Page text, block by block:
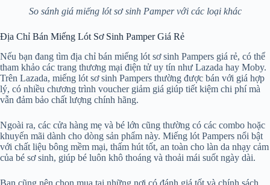
So sánh giá miếng lót sơ sinh Pamper với các loại khác
Địa Chỉ Bán Miếng Lót Sơ Sinh Pamper Giá Rẻ
Nếu bạn đang tìm địa chỉ bán miếng lót sơ sinh Pampers giá rẻ, có thể
tham khảo các trang thương mại điện tử uy tín như Lazada hay Moby.
Trên Lazada, miếng lót sơ sinh Pampers thường được bán với giá hợp
lý, có nhiều chương trình voucher giảm giá giúp tiết kiệm chi phí mà
vẫn đảm bảo chất lượng chính hãng.
Ngoài ra, các cửa hàng mẹ và bé lớn cũng thường có các combo hoặc
khuyến mãi dành cho dòng sản phẩm này. Miếng lót Pampers nổi bật
với chất liệu bông mềm mại, thấm hút tốt, an toàn cho làn da nhạy cảm
của bé sơ sinh, giúp bé luôn khô thoáng và thoải mái suốt ngày dài.
Bạn cũng nên chọn mua tại những nơi có đánh giá tốt và chính sách